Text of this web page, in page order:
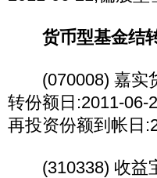
货币型基金结
(070008) 嘉实货
转份额日:2011-06-
再投资份额到帐日
(310338) 收益宝